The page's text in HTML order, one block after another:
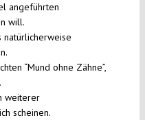
angeführten
will.
natürlicherweise
“Mund ohne Zähne”,
weiterer
scheinen.